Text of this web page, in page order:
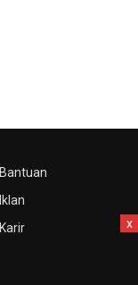
Bantuan
Iklan
Karir
x